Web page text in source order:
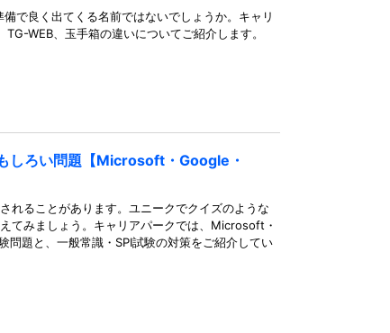
で良く出てくる名前ではないでしょうか。キャリ
WEB、玉手箱の違いについてご紹介します。
しろい問題【Microsoft・Google・
れることがあります。ユニークでクイズのような
てみましょう。キャリアパークでは、Microsoft・
題と、一般常識・SPI試験の対策をご紹介してい